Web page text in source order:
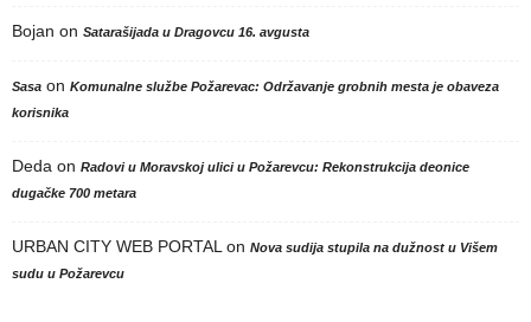
Bojan on Satarašijada u Dragovcu 16. avgusta
Sasa on Komunalne službe Požarevac: Održavanje grobnih mesta je obaveza
korisnika
Deda on Radovi u Moravskoj ulici u Požarevcu: Rekonstrukcija deonice
dugačke 700 metara
URBAN CITY WEB PORTAL on Nova sudija stupila na dužnost u Višem
sudu u Požarevcu